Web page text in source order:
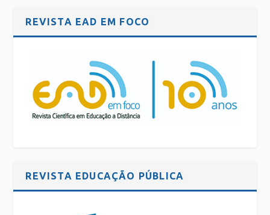
REVISTA EAD EM FOCO
REVISTA EDUCAÇÃO PÚBLICA